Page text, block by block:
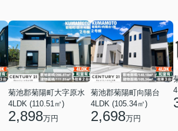
菊池郡菊陽町大字原水
4LDK (110.51㎡)
2,898万円
菊池郡菊陽町向陽台
4LDK (105.34㎡)
2,698万円